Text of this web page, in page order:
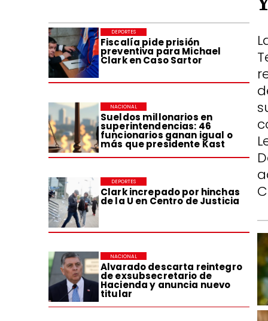
Fiscalía pide prisión
preventiva para Michael
Clark en Caso Sartor
DEPORTES
Sueldos millonarios en
superintendencias: 46
funcionarios ganan igual o
más que presidente Kast
NACIONAL
Clark increpado por hinchas
de la U en Centro de Justicia
DEPORTES
Alvarado descarta reintegro
de exsubsecretario de
Hacienda y anuncia nuevo
titular
NACIONAL